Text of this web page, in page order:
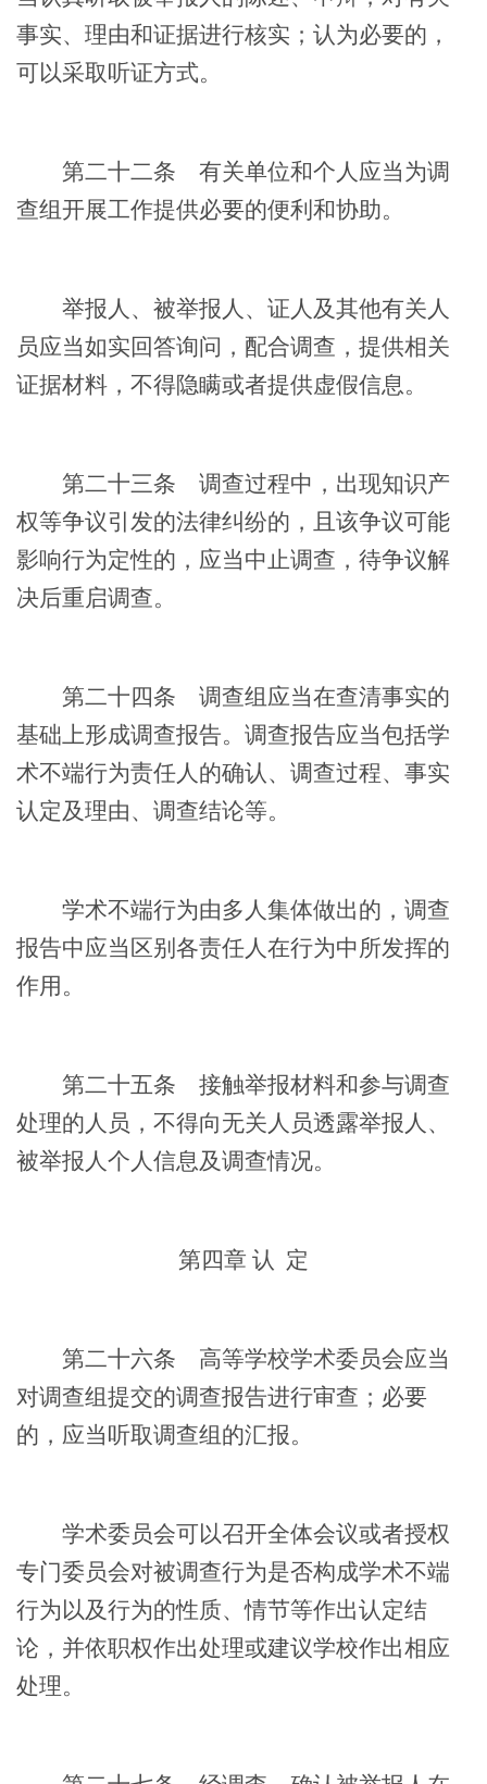
事实、理由和证据进行核实；认为必要的，
可以采取听证方式。
第二十二条 有关单位和个人应当为调
查组开展工作提供必要的便利和协助。
举报人、被举报人、证人及其他有关人
员应当如实回答询问，配合调查，提供相关
证据材料，不得隐瞒或者提供虚假信息。
第二十三条 调查过程中，出现知识产
权等争议引发的法律纠纷的，且该争议可能
影响行为定性的，应当中止调查，待争议解
决后重启调查。
第二十四条 调查组应当在查清事实的
基础上形成调查报告。调查报告应当包括学
术不端行为责任人的确认、调查过程、事实
认定及理由、调查结论等。
学术不端行为由多人集体做出的，调查
报告中应当区别各责任人在行为中所发挥的
作用。
第二十五条 接触举报材料和参与调查
处理的人员，不得向无关人员透露举报人、
被举报人个人信息及调查情况。
第四章 认 定
第二十六条 高等学校学术委员会应当
对调查组提交的调查报告进行审查；必要
的，应当听取调查组的汇报。
学术委员会可以召开全体会议或者授权
专门委员会对被调查行为是否构成学术不端
行为以及行为的性质、情节等作出认定结
论，并依职权作出处理或建议学校作出相应
处理。